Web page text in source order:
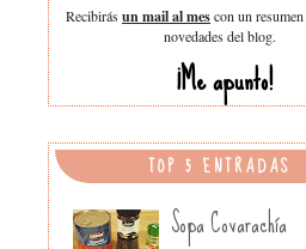
Recibirásun mail al mescon un
novedades del blog.
¡Me apunto!
TOP 5 ENTRADAS
Sopa Covarachía